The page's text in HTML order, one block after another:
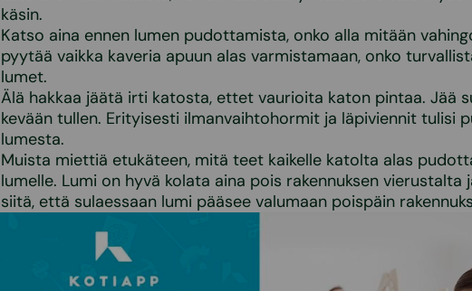
käsin.
Katso aina ennen lumen pudottamista, onko alla mitään
pyytää vaikka kaveria apuun alas varmistamaan, onko
lumet.
Älä hakkaa jäätä irti katosta, ettet vaurioita katon pintaa. Jää
kevään tullen. Erityisesti ilmanvaihtohormit ja läpiviennit tulisi
lumesta.
Muista miettiä etukäteen, mitä teet kaikelle katolta alas
lumelle. Lumi on hyvä kolata aina pois rakennuksen vierustalta
siitä, että sulaessaan lumi pääsee valumaan poispäin